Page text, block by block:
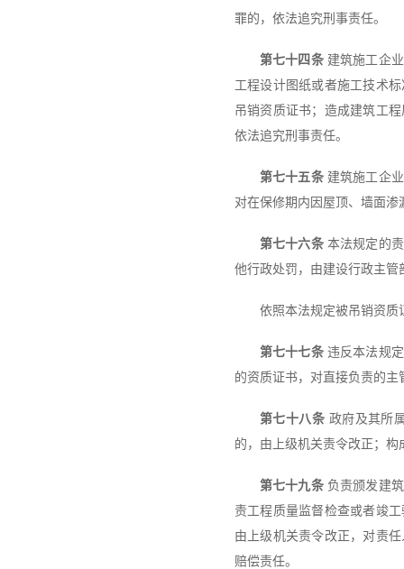
罪的，依法追究刑事责任。
第七十四条建筑施工企
工程设计图纸或者施工技术
吊销资质证书；造成建筑工
依法追究刑事责任。
第七十五条建筑施工企
对在保修期内因屋顶、墙面
第七十六条本法规定的
他行政处罚，由建设行政主
依照本法规定被吊销资质
第七十七条违反本法规
的资质证书，对直接负责的
第七十八条 政府及其所
的，由上级机关责令改正；
第七十九条负责颁发建
责工程质量监督检查或者竣
由上级机关责令改正，对责
赔偿责任。